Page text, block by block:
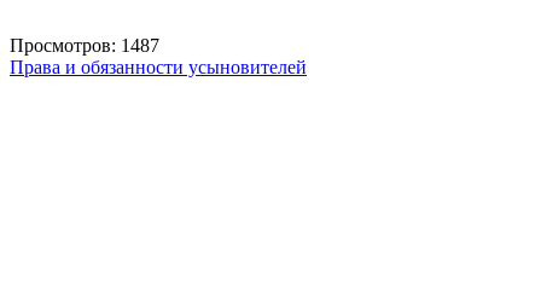
Просмотров: 1487
Права и обязанности усыновителей